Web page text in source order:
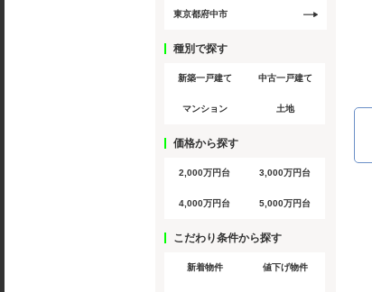
東京都府中市
種別で探す
新築一戸建て 中古一戸建て
マンション 土地
価格から探す
2,000万円台 3,000万円台
4,000万円台 5,000万円台
こだわり条件から探す
新着物件 値下げ物件